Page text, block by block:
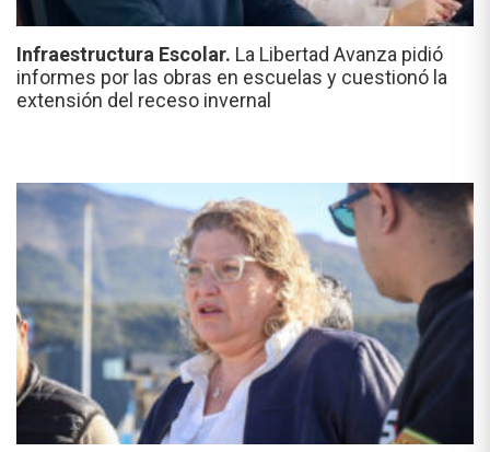
Infraestructura Escolar. La Libertad Avanza pidió
informes por las obras en escuelas y cuestionó la
extensión del receso invernal